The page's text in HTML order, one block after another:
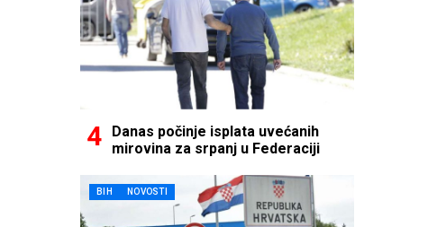
Danas počinje isplata uvećanih
mirovina za srpanj u Federaciji
BIH NOVOSTI